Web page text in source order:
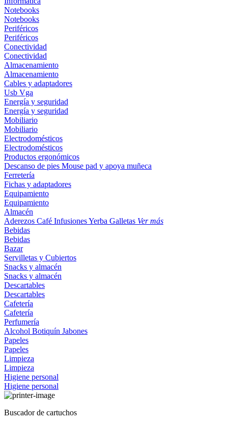
Notebooks
Notebooks
Periféricos
Periféricos
Conectividad
Conectividad
Almacenamiento
Almacenamiento
Cables y adaptadores
Usb Vga
Energía y seguridad
Energía y seguridad
Mobiliario
Mobiliario
Electrodomésticos
Electrodomésticos
Productos ergonómicos
Descanso de pies Mouse pad y apoya muñeca
Ferretería
Fichas y adaptadores
Equipamiento
Equipamiento
Almacén
Aderezos Café InfusionesYerba Galletas Ver más
Bebidas
Bebidas
Bazar
Servilletas y Cubiertos
Snacks y almacén
Snacks y almacén
Descartables
Descartables
Cafetería
Cafetería
Perfumería
Alcohol Botiquín Jabones
Papeles
Papeles
Limpieza
Limpieza
Higiene personal
Higiene personal
Buscador de cartuchos